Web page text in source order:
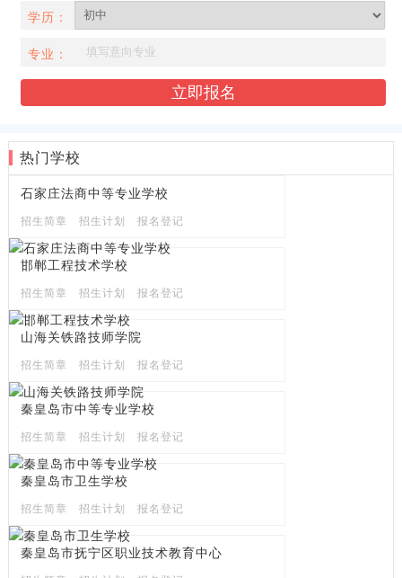
学历：
专业：
热门学校
石家庄法商中等专业学校
招生简章 招生计划 报名登记
邯郸工程技术学校
招生简章 招生计划 报名登记
山海关铁路技师学院
招生简章 招生计划 报名登记
秦皇岛市中等专业学校
招生简章 招生计划 报名登记
秦皇岛市卫生学校
招生简章 招生计划 报名登记
秦皇岛市抚宁区职业技术教育中心